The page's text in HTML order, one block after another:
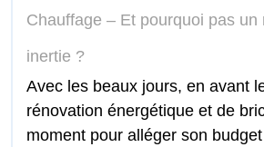
Chauffage – Et pourquoi pas un
inertie ?
Avec les beaux jours, en avant
rénovation énergétique et de
moment pour alléger son